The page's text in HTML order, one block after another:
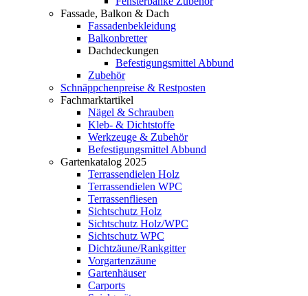
Fassade, Balkon & Dach
Fassadenbekleidung
Balkonbretter
Dachdeckungen
Befestigungsmittel Abbund
Zubehör
Schnäppchenpreise & Restposten
Fachmarktartikel
Nägel & Schrauben
Kleb- & Dichtstoffe
Werkzeuge & Zubehör
Befestigungsmittel Abbund
Gartenkatalog 2025
Terrassendielen Holz
Terrassendielen WPC
Terrassenfliesen
Sichtschutz Holz
Sichtschutz Holz/WPC
Sichtschutz WPC
Dichtzäune/Rankgitter
Vorgartenzäune
Gartenhäuser
Carports